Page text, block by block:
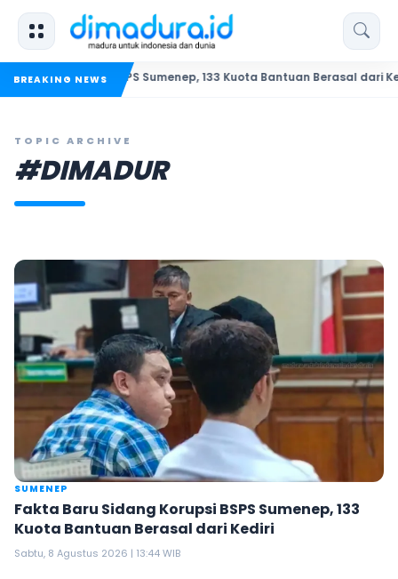
BREAKING NEWS
Sumenep, 133 Kuota Bantuan Berasal dari Kediri
TOPIC ARCHIVE
#DIMADUR
SUMENEP
Fakta Baru Sidang Korupsi BSPS Sumenep, 133
Kuota Bantuan Berasal dari Kediri
Sabtu, 8 Agustus 2026 | 13:44 WIB